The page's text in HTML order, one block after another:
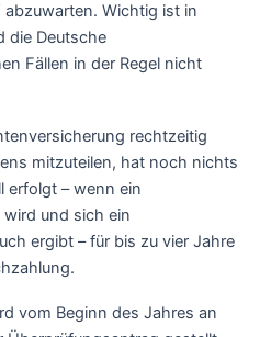
abzuwarten. Wichtig ist in
die Deutsche
Fällen in der Regel nicht
rechtzeitig
mitzuteilen, hat noch nichts
erfolgt – wenn ein
und sich ein
ergibt – für bis zu vier Jahre
vom Beginn des Jahres an